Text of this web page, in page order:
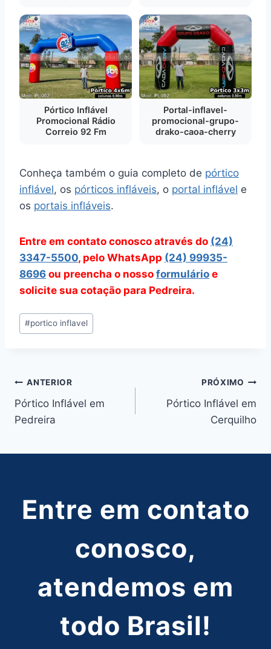
Pórtico Inflável
Promocional Rádio
Correio 92 Fm
Portal-inflavel-
promocional-grupo-
drako-caoa-cherry
Conheça também o guia completo de pórtico
inflável, os pórticos infláveis, o portal inflável e
os portais infláveis.
Entre em contato conosco através do (24)
3347-5500, pelo WhatsApp (24) 99935-
8696 ou preencha o nosso formulário e
solicite sua cotação para Pedreira.
Tags
do
#portico inflavel
Navegação
de
ANTERIOR
Pórtico Inflável em
Pedreira
PRÓXIMO
Pórtico Inflável em
Cerquilho
Entre em contato
conosco,
atendemos em
todo Brasil!